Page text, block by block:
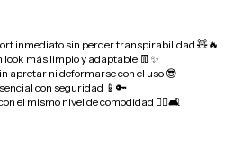
inmediato sin perder transpirabilidad 🧸🔥
más limpio y adaptable 👖✨
apretar ni deformarse con el uso 😎
con seguridad 📱🔑
el mismo nivel de comodidad 🏃‍♂️🛋️